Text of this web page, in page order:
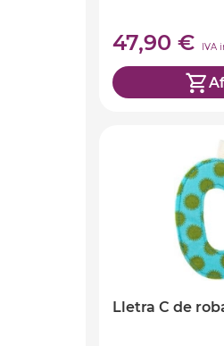
47,90 € IVA
Lletra C de